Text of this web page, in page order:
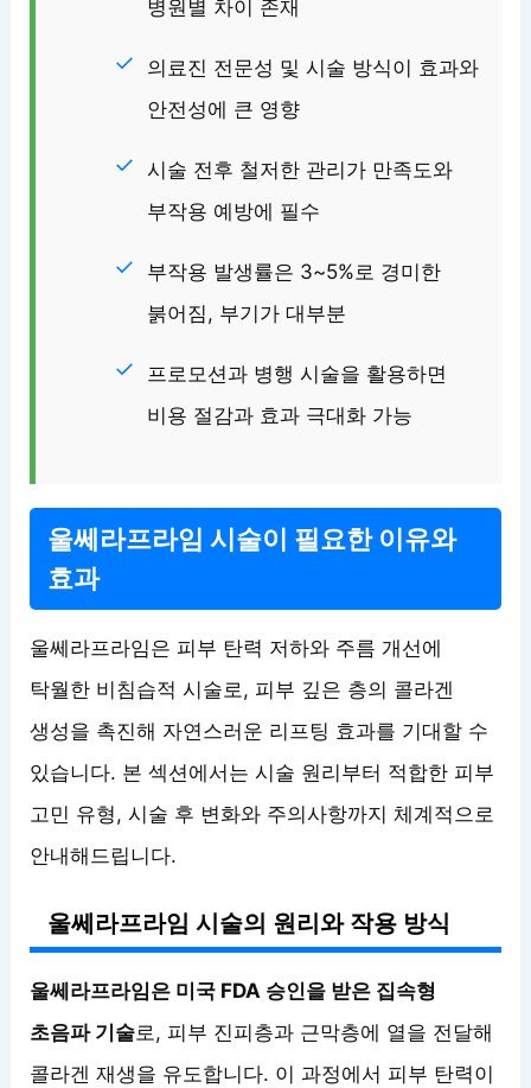
병원별 차이 존재
의료진 전문성 및 시술 방식이 효과와
안전성에 큰 영향
시술 전후 철저한 관리가 만족도와
부작용 예방에 필수
부작용 발생률은 3~5%로 경미한
붉어짐, 부기가 대부분
프로모션과 병행 시술을 활용하면
비용 절감과 효과 극대화 가능
울쎄라프라임 시술이 필요한 이유와
효과
울쎄라프라임은 피부 탄력 저하와 주름 개선에
탁월한 비침습적 시술로, 피부 깊은 층의 콜라겐
생성을 촉진해 자연스러운 리프팅 효과를 기대할 수
있습니다. 본 섹션에서는 시술 원리부터 적합한 피부
고민 유형, 시술 후 변화와 주의사항까지 체계적으로
안내해드립니다.
울쎄라프라임 시술의 원리와 작용 방식
울쎄라프라임은 미국 FDA 승인을 받은 집속형
초음파 기술로, 피부 진피층과 근막층에 열을 전달해
콜라겐 재생을 유도합니다. 이 과정에서 피부 탄력이